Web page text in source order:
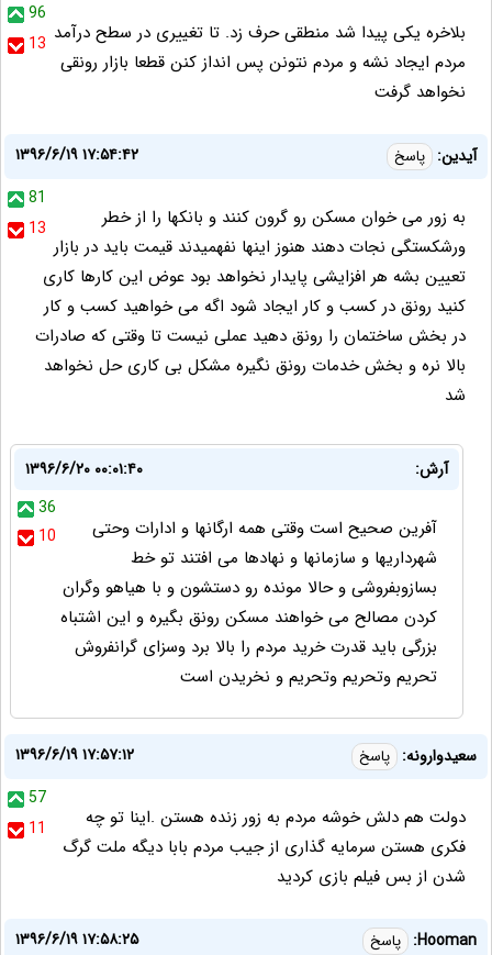
96
13 بلاخره یکی پیدا شد منطقی حرف زد. تا تغییری در سطح درآمد
مردم ایجاد نشه و مردم نتونن پس انداز کنن قطعا بازار رونقی
نخواهد گرفت
آیدین: پاسخ
۱۳۹۶/۶/۱۹ ۱۷:۵۴:۴۲
81
13
به زور می خوان مسکن رو گرون کنند و بانکها را از خطر
ورشکستگی نجات دهند هنوز اینها نفهمیدند قیمت باید در بازار
تعیین بشه هر افزایشی پایدار نخواهد بود عوض این کارها کاری
کنید رونق در کسب و کار ایجاد شود اگه می خواهید کسب و کار
در بخش ساختمان را رونق دهید عملی نیست تا وقتی که صادرات
بالا نره و بخش خدمات رونق نگیره مشکل بی کاری حل نخواهد
شد
آرش:
۱۳۹۶/۶/۲۰ ۰۰:۰۱:۴۰
36
10
آفرین صحیح است وقتی همه ارگانها و ادارات وحتی
شهرداریها و سازمانها و نهادها می افتند تو خط
بسازوبفروشی و حالا مونده رو دستشون و با هیاهو وگران
کردن مصالح می خواهند مسکن رونق بگیره و این اشتباه
بزرگی باید قدرت خرید مردم را بالا برد وسزای گرانفروش
تحریم وتحریم وتحریم و نخریدن است
سعیدوارونه: پاسخ
۱۳۹۶/۶/۱۹ ۱۷:۵۷:۱۲
57
11
دولت هم دلش خوشه مردم به زور زنده هستن .اینا تو چه
فکری هستن سرمایه گذاری از جیب مردم بابا دیگه ملت گرگ
شدن از بس فیلم بازی کردید
Hooman: پاسخ ۱۳۹۶/۶/۱۹ ۱۷:۵۸:۲۵